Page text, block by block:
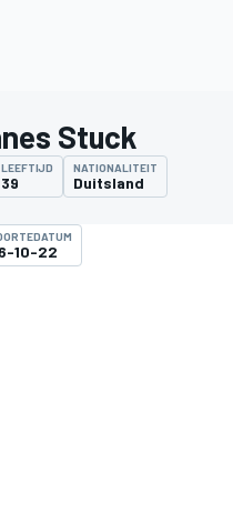
Stuck
LEEFTIJD
39
NATIONALITEIT
Duitsland
10-22